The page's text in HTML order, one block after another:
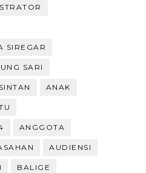
SIREGAR
SARI
ANAK
ANGGOTA
AUDIENSI
BALIGE